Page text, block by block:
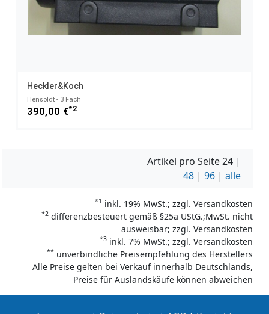
Heckler&Koch
Hensoldt - 3 Fach
390,00 €*2
Artikel pro Seite24 |
48 | 96 | alle
*1 inkl. 19% MwSt.; zzgl. Versandkosten
*2 differenzbesteuert gemäß §25a UStG.;MwSt. nicht
ausweisbar; zzgl. Versandkosten
*3 inkl. 7% MwSt.; zzgl. Versandkosten
** unverbindliche Preisempfehlung des Herstellers
Alle Preise gelten bei Verkauf innerhalb Deutschlands,
Preise für Auslandskäufe können abweichen